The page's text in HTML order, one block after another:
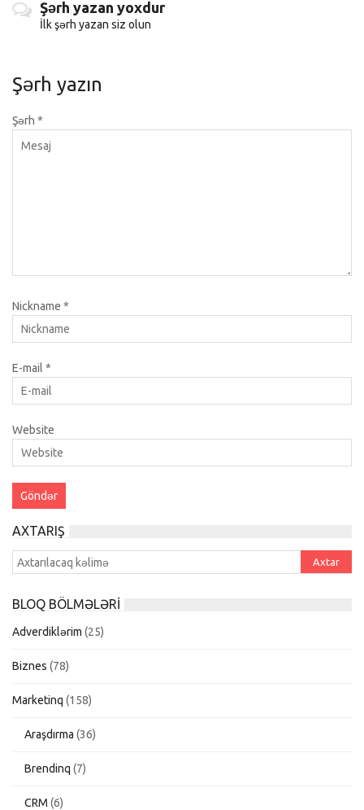
Şərh yazan yoxdur
İlk şərh yazan siz olun
Şərh yazın
Şərh *
Nickname *
E-mail *
Website
AXTARIŞ
BLOQ BÖLMƏLƏRI
Adverdiklərim (25)
Biznes (78)
Marketinq (158)
Araşdırma (36)
Brendinq (7)
CRM (6)